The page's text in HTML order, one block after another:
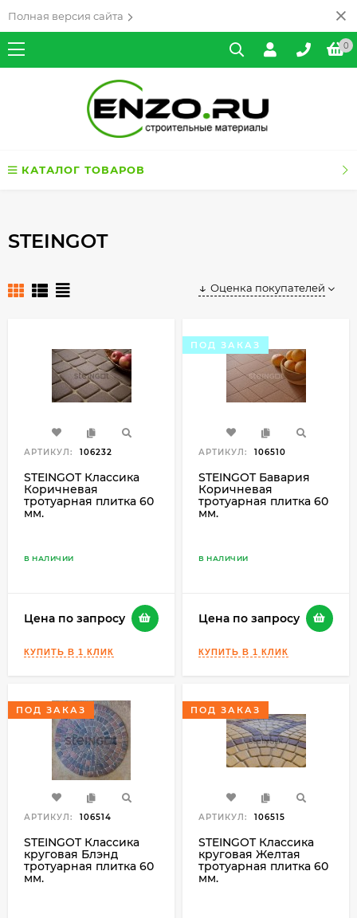
Полная версия сайта
0
КАТАЛОГ ТОВАРОВ
STEINGOT
Оценка покупателей
АРТИКУЛ: 106232
STEINGOT Классика
Коричневая
тротуарная плитка 60
мм.
В НАЛИЧИИ
Цена по запросу
ПОД ЗАКАЗ
АРТИКУЛ: 106510
STEINGOT Бавария
Коричневая
тротуарная плитка 60
мм.
В НАЛИЧИИ
Цена по запросу
ПОД ЗАКАЗ
АРТИКУЛ: 106514
STEINGOT Классика
круговая Блэнд
тротуарная плитка 60
мм.
ПОД ЗАКАЗ
АРТИКУЛ: 106515
STEINGOT Классика
круговая Желтая
тротуарная плитка 60
мм.